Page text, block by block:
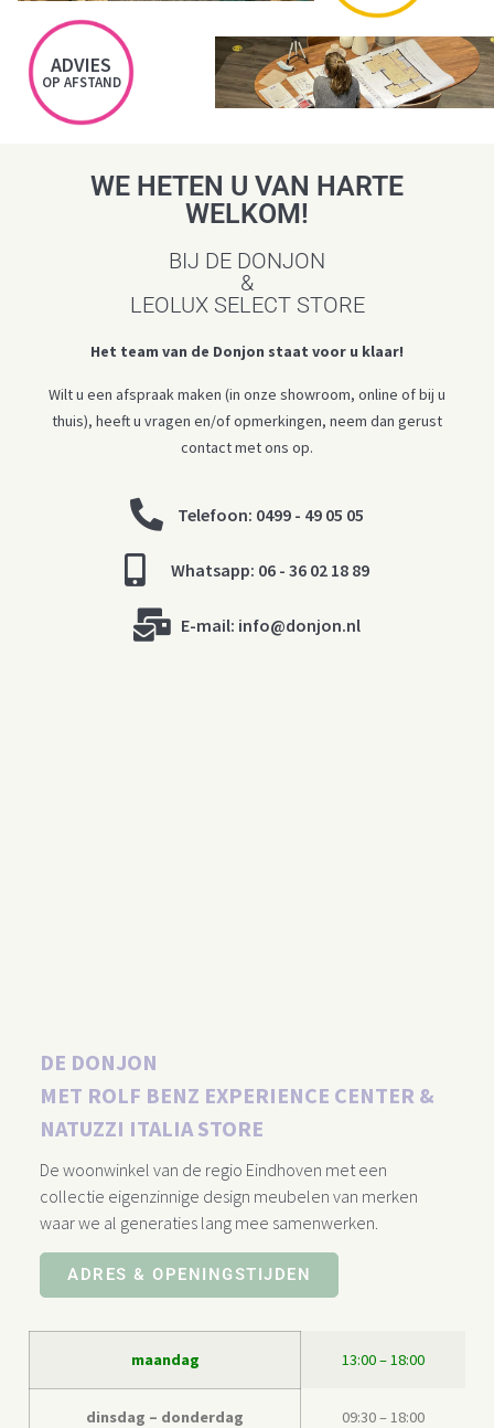
ADVIES
OP AFSTAND
WE HETEN U VAN HARTE
WELKOM!
BIJ DE DONJON
&
LEOLUX SELECT STORE
Het team van de Donjon staat voor u klaar!
Wilt u een afspraak maken (in onze showroom, online of bij u
thuis), heeft u vragen en/of opmerkingen, neem dan gerust
contact met ons op.
Telefoon: 0499 - 49 05 05
Whatsapp: 06 - 36 02 18 89
E-mail: info@donjon.nl
DE DONJON
MET ROLF BENZ EXPERIENCE CENTER &
NATUZZI ITALIA STORE​
De woonwinkel van de regio Eindhoven met een
collectie eigenzinnige design meubelen van merken
waar we al generaties lang mee samenwerken.
ADRES & OPENINGSTIJDEN
maandag 13:00 – 18:00
dinsdag – donderdag 09:30 – 18:00